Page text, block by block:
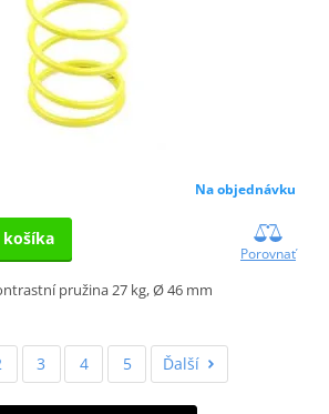
Na objednávku
košíka
Porovnať
pružina 27 kg, Ø 46 mm
3 4 5 Ďalší